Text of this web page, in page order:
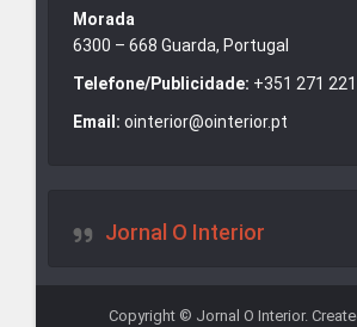
Morada
6300 – 668 Guarda, Portugal
Telefone/Publicidade: +351 271
Email: ointerior@ointerior.pt
Jornal O Interior
Copyright © Jornal O Interior.